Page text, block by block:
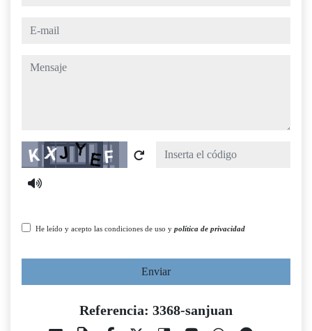
e-mail
mensaje
Captcha
He leído y acepto las condiciones de uso y política de privacidad
Enviar
Referencia: 3368-sanjuan